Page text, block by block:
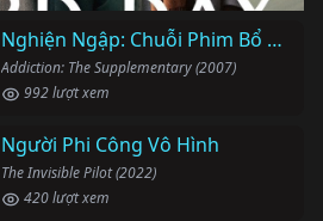
Nghiện Ngập: Chuỗi Phim Bổ Trợ
Addiction: The Supplementary (2007)
992 lượt xem
Người Phi Công Vô Hình
The Invisible Pilot (2022)
420 lượt xem